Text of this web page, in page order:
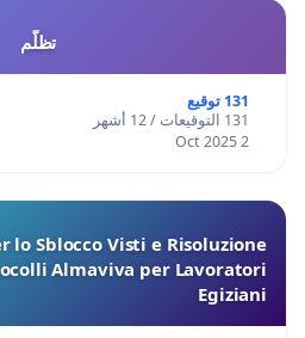
تظلّم
131 توقيع
131 التوقيعات / 12 أشهر
2 Oct 2025
lo Sblocco Visti e Risoluzione
Almaviva per Lavoratori
Egiziani